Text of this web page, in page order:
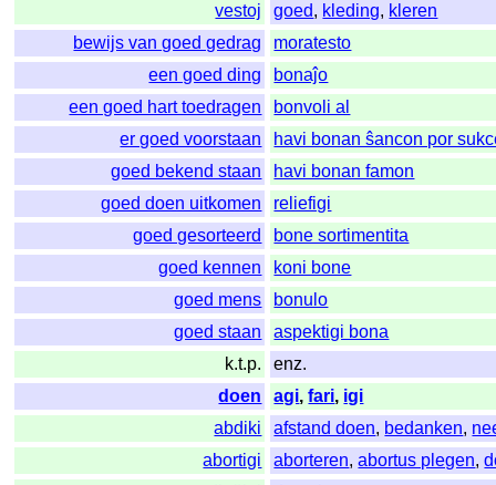
vestoj
goed, kleding, kleren
bewijs van goed gedrag
moratesto
een goed ding
bonaĵo
een goed hart toedragen
bonvoli al
er goed voorstaan
havi bonan ŝancon por
goed bekend staan
havi bonan famon
goed doen uitkomen
reliefigi
goed gesorteerd
bone sortimentita
goed kennen
koni bone
goed mens
bonulo
goed staan
aspektigi bona
k.t.p.
enz.
doen
agi,fari, igi
abdiki
afstand doen, bedanken,
abortigi
aborteren,abortus plegen,